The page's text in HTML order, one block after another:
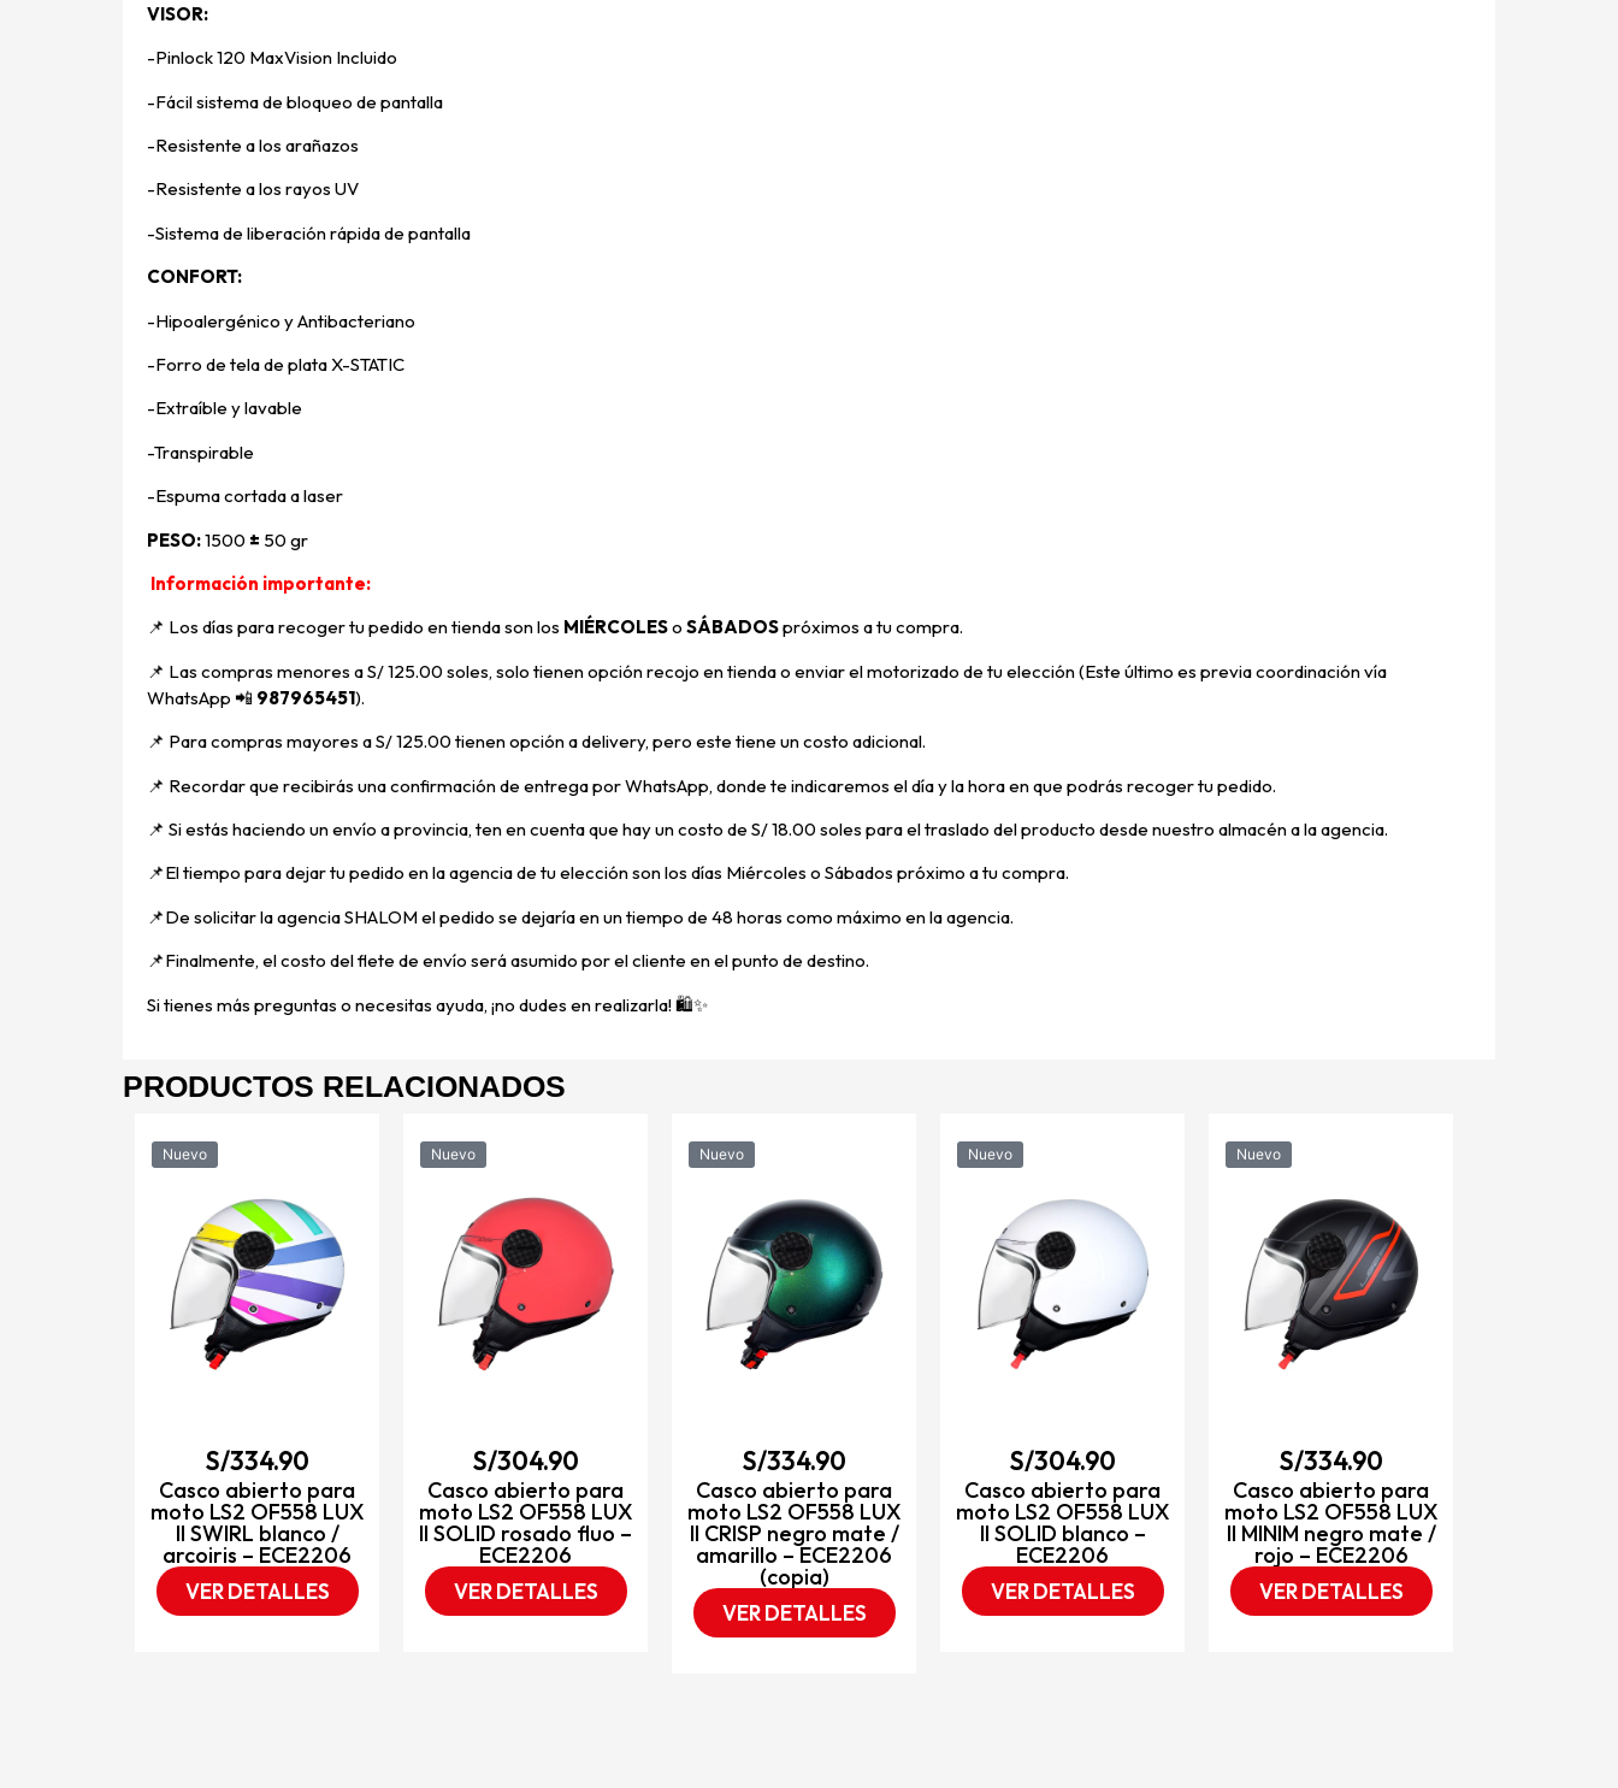
VISOR:
-Pinlock 120 MaxVision Incluido
-Fácil sistema de bloqueo de pantalla
-Resistente a los arañazos
-Resistente a los rayos UV
-Sistema de liberación rápida de pantalla
CONFORT:
-Hipoalergénico y Antibacteriano
-Forro de tela de plata X-STATIC
-Extraíble y lavable
-Transpirable
-Espuma cortada a laser
PESO:1500 ± 50 gr
Información importante:
📌 Los días para recoger tu pedido en tienda son los MIÉRCOLESo SÁBADOSpróximos a tu compra.
📌 Las compras menores a S/ 125.00 soles, solo tienen opción recojo en tienda o enviar el motorizado de tu elección (Este último es previa coordinación vía
WhatsApp 📲 987965451).
📌 Para compras mayores a S/ 125.00 tienen opción a delivery, pero este tiene un costo adicional.
📌 Recordar que recibirás una confirmación de entrega por WhatsApp, donde te indicaremos el día y la hora en que podrás recoger tu pedido.
📌 Si estás haciendo un envío a provincia, ten en cuenta que hay un costo de S/ 18.00 soles para el traslado del producto desde nuestro almacén a la agencia.
📌El tiempo para dejar tu pedido en la agencia de tu elección son los días Miércoles o Sábados próximo a tu compra.
📌De solicitar la agencia SHALOM el pedido se dejaría en un tiempo de 48 horas como máximo en la agencia.
📌Finalmente, el costo del flete de envío será asumido por el cliente en el punto de destino.
Si tienes más preguntas o necesitas ayuda, ¡no dudes en realizarla! 🛍️✨
PRODUCTOS RELACIONADOS
Nuevo
S/334.90
Casco abierto para
moto LS2 OF558 LUX
II SWIRL blanco /
arcoiris – ECE2206
VER DETALLES
Nuevo
S/304.90
Casco abierto para
moto LS2 OF558 LUX
II SOLID rosado fluo –
ECE2206
VER DETALLES
Nuevo
S/334.90
Casco abierto para
moto LS2 OF558 LUX
II CRISP negro mate /
amarillo – ECE2206
(copia)
VER DETALLES
Nuevo
S/304.90
Casco abierto para
moto LS2 OF558 LUX
II SOLID blanco –
ECE2206
VER DETALLES
Nuevo
S/334.90
Casco abierto para
moto LS2 OF558 LUX
II MINIM negro mate /
rojo – ECE2206
VER DETALLES